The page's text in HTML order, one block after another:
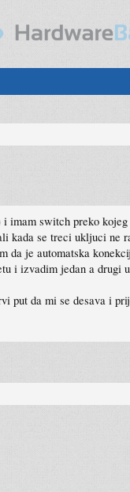
switch preko
kada se treci ukljuci
je automatska
i izvadim jedan a
put da mi se desava i